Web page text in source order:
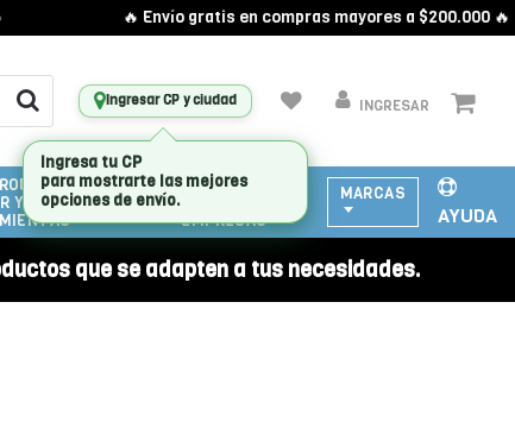
🔥 Envío gratis en compras mayores a $200.000 🔥
Ingresar CP y ciudad INGRESAR
Y
ATENCIÓN
EMPRESAS
MARCAS
AYUDA
que se adapten a tus necesidades.